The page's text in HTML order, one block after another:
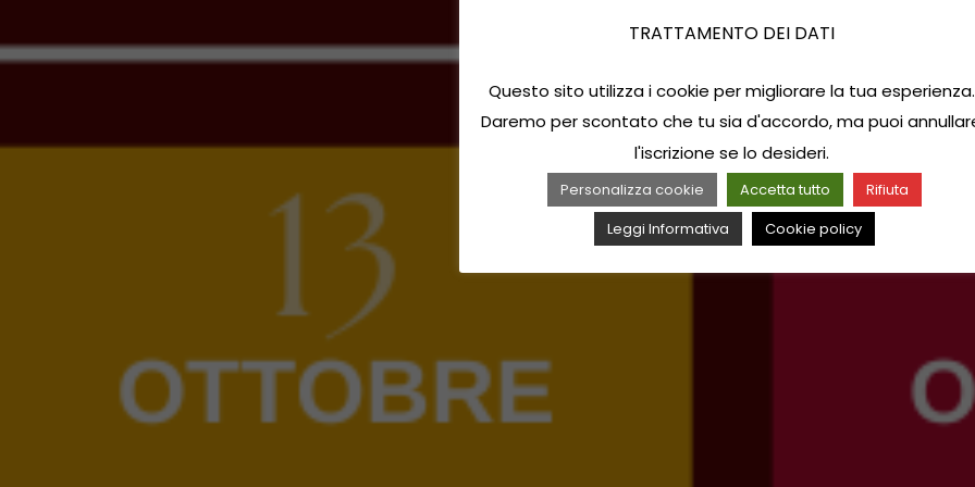
TRATTAMENTO DEI DATI
Questo sito utilizza i cookie per migliorare la tua esperienza.
Daremo per scontato che tu sia d'accordo, ma puoi
l'iscrizione se lo desideri.
Personalizza cookie Accetta tutto
Rifiuta
Leggi Informativa
Cookie policy